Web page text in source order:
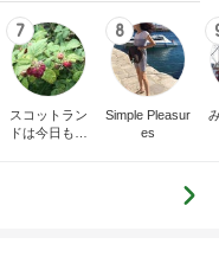
7
スコットラン
ドは今日も曇
8
Simple Pleasur
es